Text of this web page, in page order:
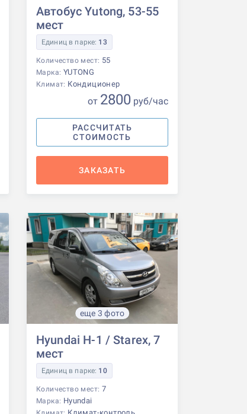
Автобус Yutong, 53-55
мест
Единиц в парке: 13
Количество мест: 55
Марка: YUTONG
Климат: Кондиционер
от 2800 руб/час
РАССЧИТАТЬ
СТОИМОСТЬ
ЗАКАЗАТЬ
еще 3 фото
Hyundai H-1 / Starex, 7
мест
Единиц в парке: 10
Количество мест: 7
Марка: Hyundai